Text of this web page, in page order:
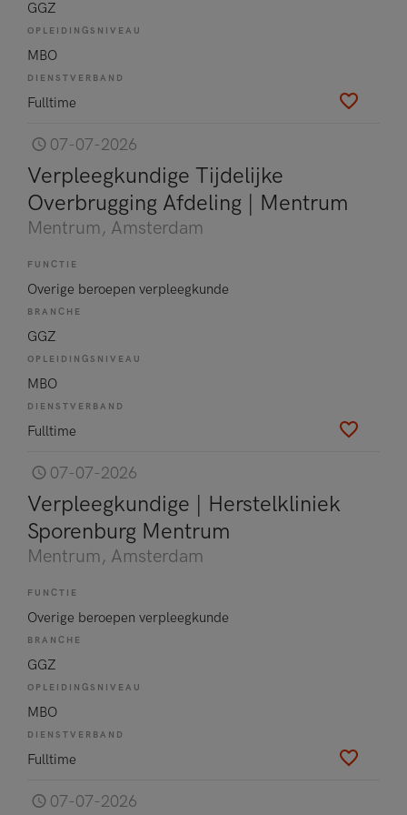
GGZ
OPLEIDINGSNIVEAU
MBO
DIENSTVERBAND
Fulltime
07-07-2026
Verpleegkundige Tijdelijke
Overbrugging Afdeling | Mentrum
Mentrum, Amsterdam
FUNCTIE
Overige beroepen verpleegkunde
BRANCHE
GGZ
OPLEIDINGSNIVEAU
MBO
DIENSTVERBAND
Fulltime
07-07-2026
Verpleegkundige | Herstelkliniek
Sporenburg Mentrum
Mentrum, Amsterdam
FUNCTIE
Overige beroepen verpleegkunde
BRANCHE
GGZ
OPLEIDINGSNIVEAU
MBO
DIENSTVERBAND
Fulltime
07-07-2026